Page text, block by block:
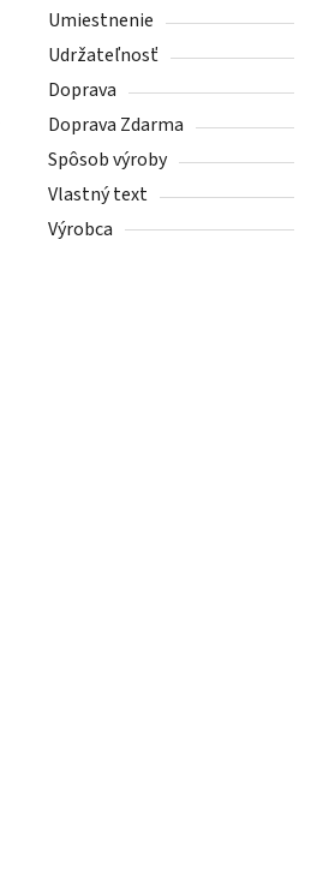
Umiestnenie
Udržateľnosť
Doprava
Doprava Zdarma
Spôsob výroby
Vlastný text
Výrobca